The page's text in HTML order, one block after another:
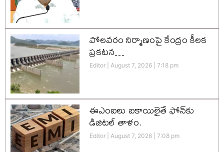
పోలవరం నిర్మాణంపై కేంద్రం కీలక
ప్రకటన…
Editor August 7, 2026 7:18 pm
ఈఎంఐలు బకాయిలైతే ఫోన్‌కు
డిజిటల్ తాళం.
Editor August 7, 2026 7:08 pm